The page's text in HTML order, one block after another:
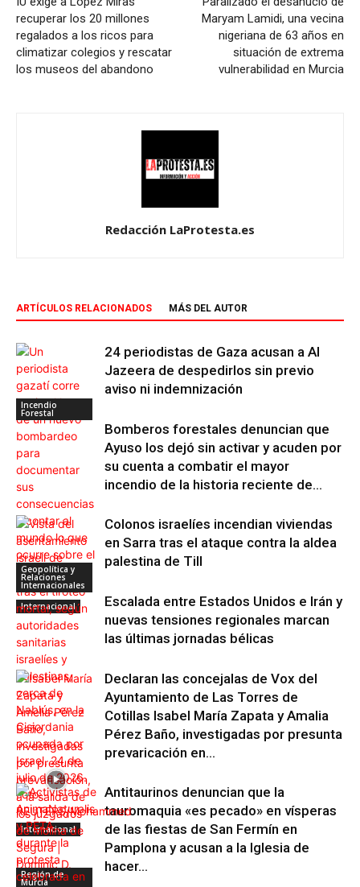
recuperar los 20 millones
regalados a los ricos para
climatizar colegios y rescatar
los museos del abandono
Maryam Lamidi, una vecina
nigeriana de 63 años en
situación de extrema
vulnerabilidad en Murcia
Redacción LaProtesta.es
ARTÍCULOS RELACIONADOS MÁS DEL AUTOR
Internacional
24 periodistas de Gaza acusan a Al
Jazeera de despedirlos sin previo
aviso ni indemnización
Incendio
Forestal
Bomberos forestales denuncian que
Ayuso los dejó sin activar y acuden por
su cuenta a combatir el mayor
incendio de la historia reciente de...
Internacional
Colonos israelíes incendian viviendas
en Sarra tras el ataque contra la aldea
palestina de Till
Geopolítica y
Relaciones
Internacionales
Escalada entre Estados Unidos e Irán y
nuevas tensiones regionales marcan
las últimas jornadas bélicas
Región de
Murcia
Declaran las concejalas de Vox del
Ayuntamiento de Las Torres de
Cotillas Isabel María Zapata y Amalia
Pérez Baño, investigadas por presunta
prevaricación en...
Antitaurinos denuncian que la
tauromaquia «es pecado» en vísperas
de las fiestas de San Fermín en
Pamplona y acusan a la Iglesia de
hacer...